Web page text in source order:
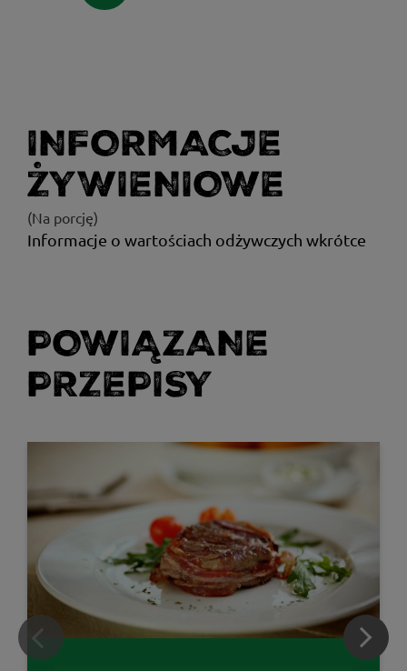
INFORMACJE
ŻYWIENIOWE
(Na porcję)
Informacje o wartościach odżywczych wkrótce
POWIĄZANE
PRZEPISY